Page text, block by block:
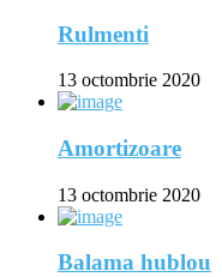
Rulmenti
13 octombrie 2020
Amortizoare
13 octombrie 2020
Balama hublou